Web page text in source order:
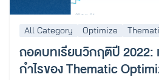
All Category Optimize
ถอดบทเรียนวิกฤติปี 2022:
กำไรของ Thematic